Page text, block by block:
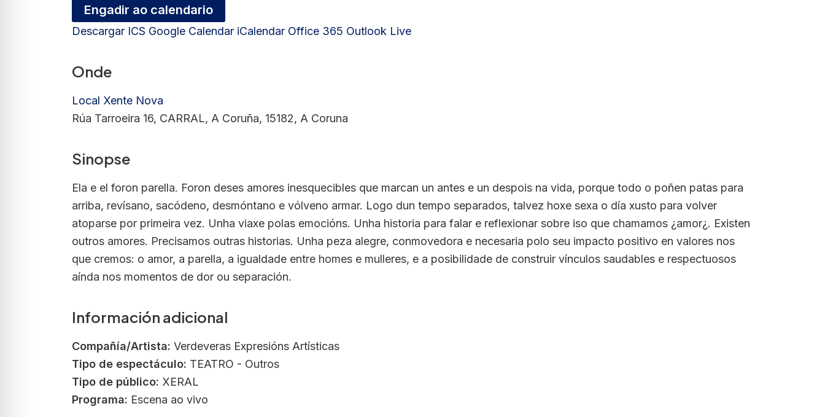
Engadir ao calendario
Descargar ICS Google Calendar iCalendar Office 365 Outlook Live
Onde
Local Xente Nova
Rúa Tarroeira 16, CARRAL, A Coruña, 15182, A Coruna
Sinopse
Ela e el foron parella. Foron deses amores inesquecibles que marcan un antes e un despois na vida, porque todo o poñen patas para
arriba, revísano, sacódeno, desmóntano e vólveno armar. Logo dun tempo separados, talvez hoxe sexa o día xusto para volver
atoparse por primeira vez. Unha viaxe polas emocións. Unha historia para falar e reflexionar sobre iso que chamamos ¿amor¿. Existen
outros amores. Precisamos outras historias. Unha peza alegre, conmovedora e necesaria polo seu impacto positivo en valores nos
que cremos: o amor, a parella, a igualdade entre homes e mulleres, e a posibilidade de construir vínculos saudables e respectuosos
aínda nos momentos de dor ou separación.
Información adicional
Compañía/Artista: Verdeveras Expresións Artísticas
Tipo de espectáculo: TEATRO - Outros
Tipo de público: XERAL
Programa: Escena ao vivo